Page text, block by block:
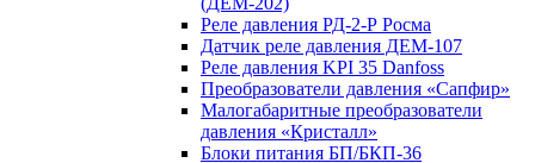
Реле давления РД-2-Р Росма
Датчик реле давления ДЕМ-107
Реле давления KPI 35 Danfoss
Преобразователи давления «Сапфир»
Малогабаритные преобразователи
давления «Кристалл»
Блоки питания БП/БКП-36